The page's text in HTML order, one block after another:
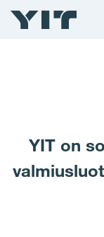
YIT on